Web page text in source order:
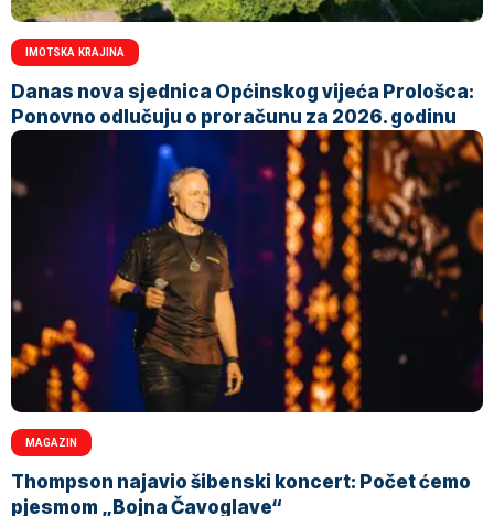
IMOTSKA KRAJINA
Danas nova sjednica Općinskog vijeća Prološca:
Ponovno odlučuju o proračunu za 2026. godinu
MAGAZIN
Thompson najavio šibenski koncert: Počet ćemo
pjesmom „Bojna Čavoglave“